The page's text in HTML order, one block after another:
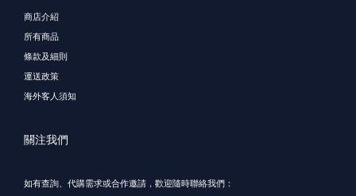
商店介紹
所有商品
條款及細則
運送政策
海外客人須知
關注我們
如有查詢、代購需求或合作邀請，歡迎隨時聯絡我們：